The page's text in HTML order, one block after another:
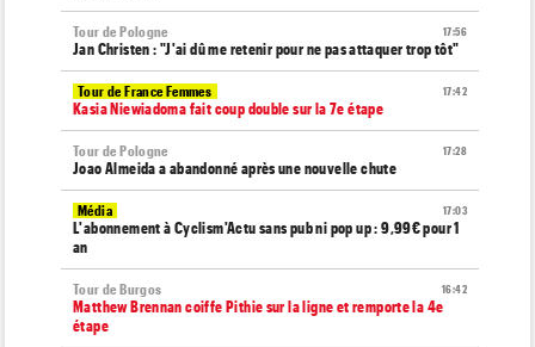
17:56
Tour de Pologne
Jan Christen : "J'ai dû me retenir pour ne pas attaquer trop tôt"
17:42
Tour de France Femmes
Kasia Niewiadoma fait coup double sur la 7e étape
17:28
Tour de Pologne
Joao Almeida a abandonné après une nouvelle chute
17:03
Média
L'abonnement à Cyclism'Actu sans pub ni pop up : 9,99€ pour 1
an
16:42
Tour de Burgos
Matthew Brennan coiffe Pithie sur la ligne et remporte la 4e
étape